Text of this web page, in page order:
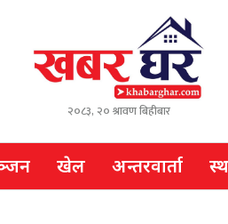
२०८३, २० श्रावण बिहीबार
खेल अन्तरवार्ता